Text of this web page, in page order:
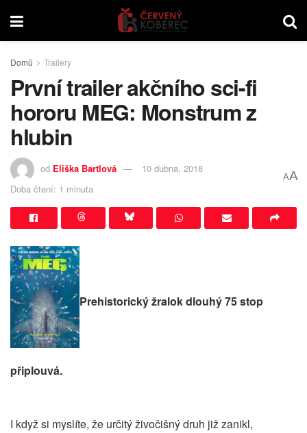
Domů Trailery
První trailer akčního sci-fi
hororu MEG: Monstrum z
hlubin
od Eliška Bartlová
10 dubna, 2018
Doba čtení: 1 minuta
AA
Prehistorický žralok dlouhý 75 stop
připlouvá.
I když si myslíte, že určitý živočišný druh již zanikl,